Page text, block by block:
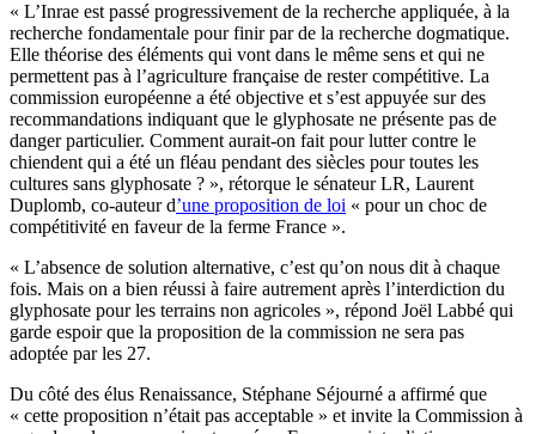
« L’Inrae est passé progressivement de la recherche appliquée, à la
recherche fondamentale pour finir par de la recherche dogmatique.
Elle théorise des éléments qui vont dans le même sens et qui ne
permettent pas à l’agriculture française de rester compétitive. La
commission européenne a été objective et s’est appuyée sur des
recommandations indiquant que le glyphosate ne présente pas de
danger particulier. Comment aurait-on fait pour lutter contre le
chiendent qui a été un fléau pendant des siècles pour toutes les
cultures sans glyphosate ? », rétorque le sénateur LR, Laurent
Duplomb, co-auteur d’une proposition de loi « pour un choc de
compétitivité en faveur de la ferme France ».
« L’absence de solution alternative, c’est qu’on nous dit à chaque
fois. Mais on a bien réussi à faire autrement après l’interdiction du
glyphosate pour les terrains non agricoles », répond Joël Labbé qui
garde espoir que la proposition de la commission ne sera pas
adoptée par les 27.
Du côté des élus Renaissance, Stéphane Séjourné a affirmé que
« cette proposition n’était pas acceptable » et invite la Commission à